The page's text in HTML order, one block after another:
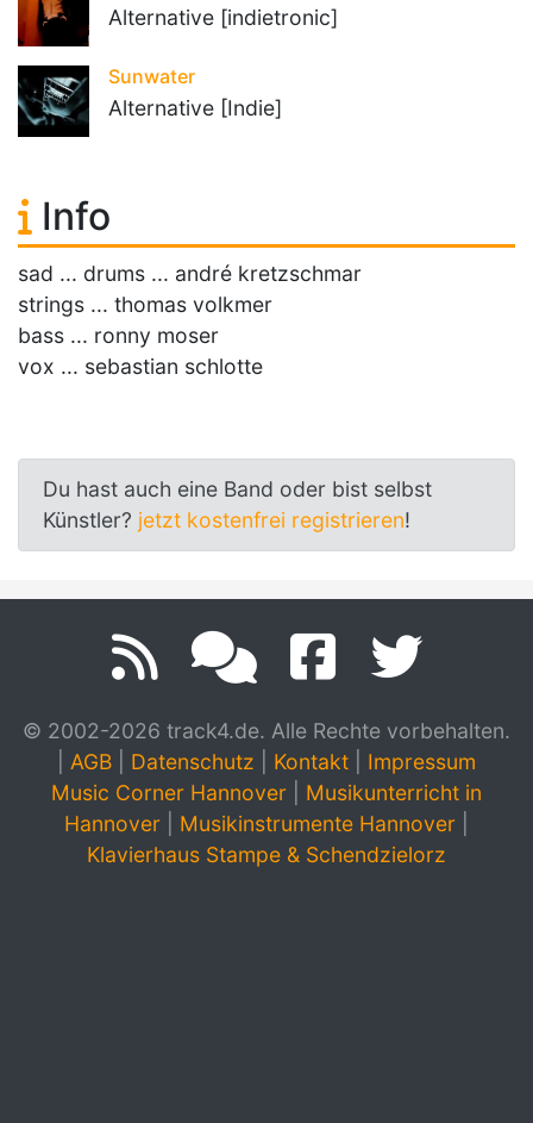
Alternative [indietronic]
Sunwater
Alternative [Indie]
Info
sad ... drums ... andré kretzschmar
strings ... thomas volkmer
bass ... ronny moser
vox ... sebastian schlotte
Du hast auch eine Band oder bist selbst
Künstler? jetzt kostenfrei registrieren!
© 2002-2026 track4.de. Alle Rechte vorbehalten.
AGB Datenschutz Kontakt
Impressum
Music Corner Hannover
Musikunterricht in
Hannover
Musikinstrumente Hannover
Klavierhaus Stampe & Schendzielorz